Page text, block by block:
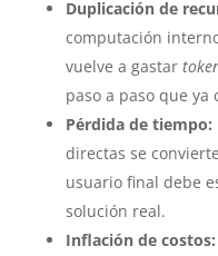
Duplicación de
computación
vuelve a gastar
paso a paso que ya
Pérdida de tiempo:
directas se
usuario final debe
solución real.
Inflación de costos: